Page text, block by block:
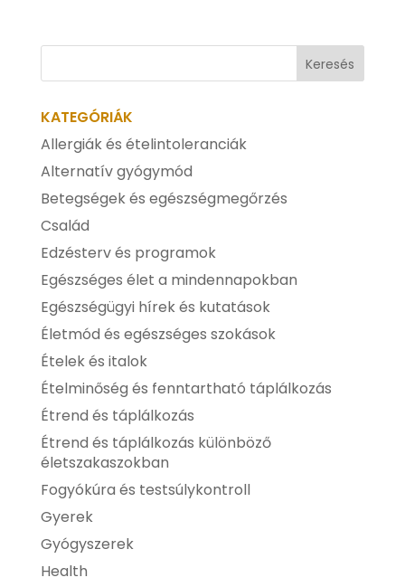
KATEGÓRIÁK
Allergiák és ételintoleranciák
Alternatív gyógymód
Betegségek és egészségmegőrzés
Család
Edzésterv és programok
Egészséges élet a mindennapokban
Egészségügyi hírek és kutatások
Életmód és egészséges szokások
Ételek és italok
Ételminőség és fenntartható táplálkozás
Étrend és táplálkozás
Étrend és táplálkozás különböző
életszakaszokban
Fogyókúra és testsúlykontroll
Gyerek
Gyógyszerek
Health